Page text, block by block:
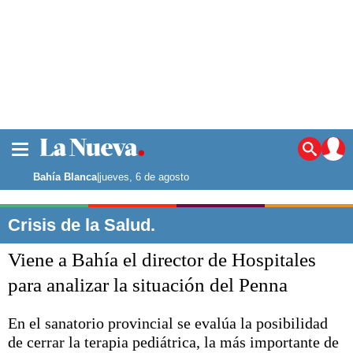
Noticias
La ciudad
Punta Alta
El mundo
Seguridad
Deportes
Escenario Olímpico
Liga del Sur
Bahía Blanca|jueves, 6 de agosto
Crisis de la Salud.
Viene a Bahía el director de Hospitales
para analizar la situación del Penna
En el sanatorio provincial se evalúa la posibilidad
de cerrar la terapia pediátrica, la más importante de